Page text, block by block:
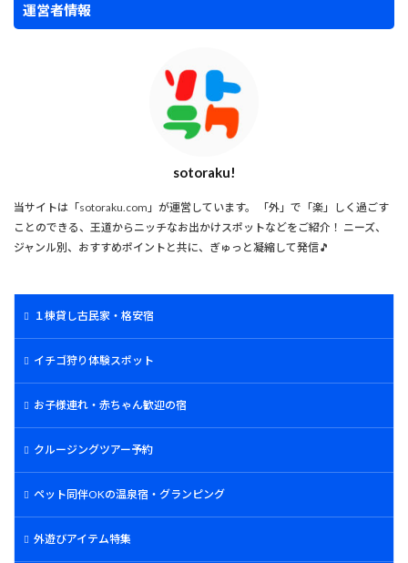
運営者情報
sotoraku!
当サイトは「sotoraku.com」が運営しています。 「外」で「楽」しく過ごす
ことのできる、王道からニッチなお出かけスポットなどをご紹介！ ニーズ、
ジャンル別、おすすめポイントと共に、ぎゅっと凝縮して発信🎵
１棟貸し古民家・格安宿
イチゴ狩り体験スポット
お子様連れ・赤ちゃん歓迎の宿
クルージングツアー予約
ペット同伴OKの温泉宿・グランピング
外遊びアイテム特集